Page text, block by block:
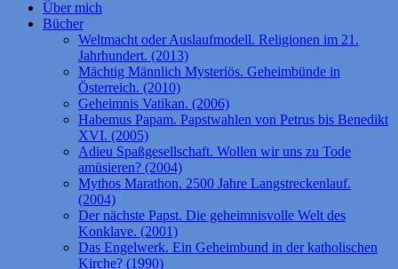
Über mich
Bücher
Weltmacht oder Auslaufmodell. Religionen im 21.
Jahrhundert. (2013)
Mächtig Männlich Mysteriös. Geheimbünde in
Österreich. (2010)
Geheimnis Vatikan. (2006)
Habemus Papam. Papstwahlen von Petrus bis Benedikt
XVI. (2005)
Adieu Spaßgesellschaft. Wollen wir uns zu Tode
amüsieren? (2004)
Mythos Marathon. 2500 Jahre Langstreckenlauf.
(2004)
Der nächste Papst. Die geheimnisvolle Welt des
Konklave. (2001)
Das Engelwerk. Ein Geheimbund in der katholischen
Kirche? (1990)